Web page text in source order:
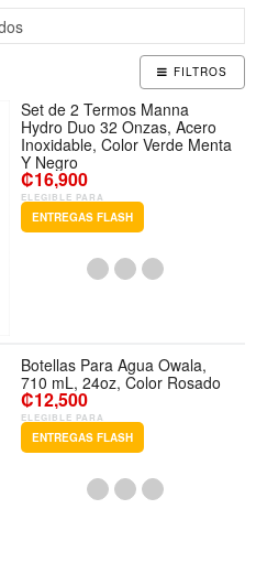
FILTROS
Set de 2 Termos Manna
Hydro Duo 32 Onzas, Acero
Inoxidable, Color Verde Menta
Y Negro
₡16,900
ELEGIBLE PARA
ENTREGAS FLASH
Botellas Para Agua Owala,
710 mL, 24oz, Color Rosado
₡12,500
ELEGIBLE PARA
ENTREGAS FLASH